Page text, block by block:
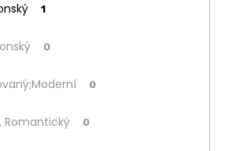
1
0
0
Romantický 0